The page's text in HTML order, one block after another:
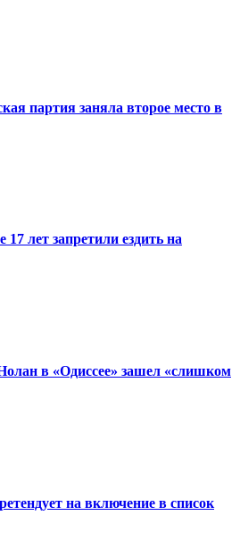
партия заняла второе место в
лет запретили ездить на
в «Одиссее» зашел «слишком
на включение в список